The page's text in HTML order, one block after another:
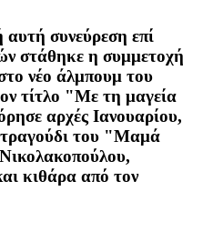
συνεύρεση επί
στάθηκε η συμμετοχή
νέο άλμπουμ του
τίτλο "Με τη μαγεία
αρχές Ιανουαρίου,
τραγούδι του "Μαμά
κιθάρα από τον